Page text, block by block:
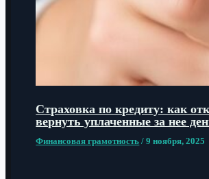
Страховка по кредиту: как
вернуть уплаченные за нее
Финансовая грамотность /9 ноября, 2025